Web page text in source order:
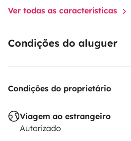
Ver todas as características
Condições do aluguer
Condições do proprietário
Viagem ao estrangeiro
Autorizado